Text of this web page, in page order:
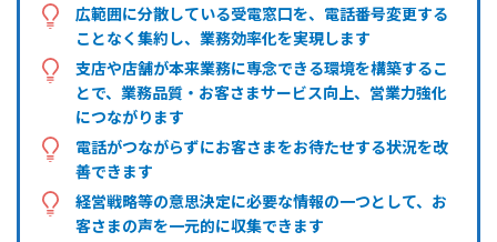
広範囲に分散している受電窓口を、電話番号変更する
ことなく集約し、業務効率化を実現します
支店や店舗が本来業務に専念できる環境を構築するこ
とで、業務品質・お客さまサービス向上、営業力強化
につながります
電話がつながらずにお客さまをお待たせする状況を改
善できます
経営戦略等の意思決定に必要な情報の一つとして、お
客さまの声を一元的に収集できます